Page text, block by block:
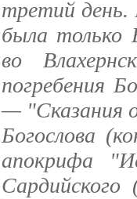
третий день.
была только
во
погребения
— "Сказания
Богослова
апокрифа